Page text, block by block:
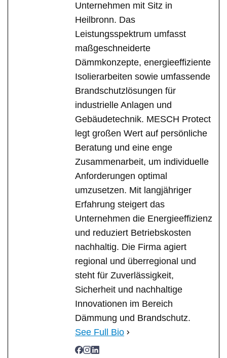
Unternehmen mit Sitz in
Heilbronn. Das
Leistungsspektrum umfasst
maßgeschneiderte
Dämmkonzepte, energieeffiziente
Isolierarbeiten sowie umfassende
Brandschutzlösungen für
industrielle Anlagen und
Gebäudetechnik. MESCH Protect
legt großen Wert auf persönliche
Beratung und eine enge
Zusammenarbeit, um individuelle
Anforderungen optimal
umzusetzen. Mit langjähriger
Erfahrung steigert das
Unternehmen die Energieeffizienz
und reduziert Betriebskosten
nachhaltig. Die Firma agiert
regional und überregional und
steht für Zuverlässigkeit,
Sicherheit und nachhaltige
Innovationen im Bereich
Dämmung und Brandschutz.
See Full Bio